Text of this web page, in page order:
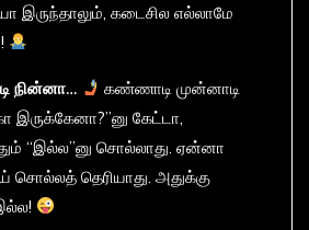
இருந்தாலும், கடைசில எல்லாமே
நின்னா…
கண்ணாடி முன்னாடி
இருக்கேனா?”னு கேட்டா,
“இல்ல”னு சொல்லாது. ஏன்னா
தெரியாது. அதுக்கு